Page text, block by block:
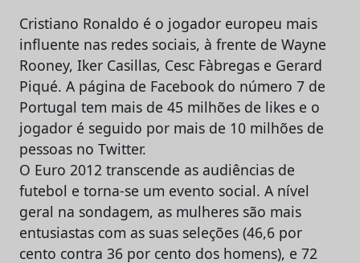
Cristiano Ronaldo é o jogador europeu mais
influente nas redes sociais, à frente de Wayne
Rooney, Iker Casillas, Cesc Fàbregas e Gerard
Piqué. A página de Facebook do número 7 de
Portugal tem mais de 45 milhões de likes e o
jogador é seguido por mais de 10 milhões de
pessoas no Twitter.
O Euro 2012 transcende as audiências de
futebol e torna-se um evento social. A nível
geral na sondagem, as mulheres são mais
entusiastas com as suas seleções (46,6 por
cento contra 36 por cento dos homens), e 72